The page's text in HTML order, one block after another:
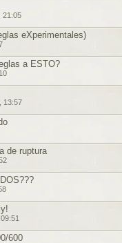
21:05
eXperimentales)
a ESTO?
13:57
de ruptura
600